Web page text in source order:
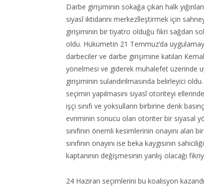
Darbe girişiminin sokağa çıkan halk
siyasî iktidarını merkezîleştirmek için
girişiminin bir tiyatro olduğu fikri sağdan
oldu. Hükümetin 21 Temmuz’da
darbeciler ve darbe girişimine katılan
yönelmesi ve giderek muhalefet üzerinde
girişiminin sulandırılmasında belirleyici
seçimin yapılmasını siyasî otoriteyi
işçi sınıfı ve yoksulların birbirine denk
evriminin sonucu olan otoriter bir siyasal
sınıfının önemli kesimlerinin onayını
sınıfının onayını ise beka kaygısının
kaptanının değişmesinin yanlış olacağı
24 Haziran seçimlerini bu koalisyon